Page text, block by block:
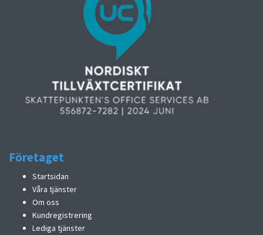
Företaget
Startsidan
Våra tjänster
Om oss
Kundregistrering
Lediga tjänster